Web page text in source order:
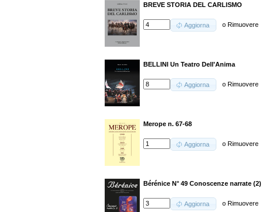
BREVE STORIA DEL CARLISMO
Aggiorna oRimuovere
BELLINI Un Teatro Dell'Anima
Aggiorna oRimuovere
Merope n. 67-68
Aggiorna oRimuovere
Bérénice N° 49 Conoscenze narrate (2)
Aggiorna oRimuovere